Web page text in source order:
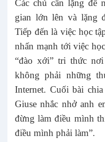
Các chú cần lặng để
gian lớn lên và lặng
Tiếp đến là việc học
nhấn mạnh tới việc
“đào xới” tri thức
không phải những
Internet. Cuối bài
Giuse nhắc nhở anh
đừng làm điều mình
điều mình phải làm”.